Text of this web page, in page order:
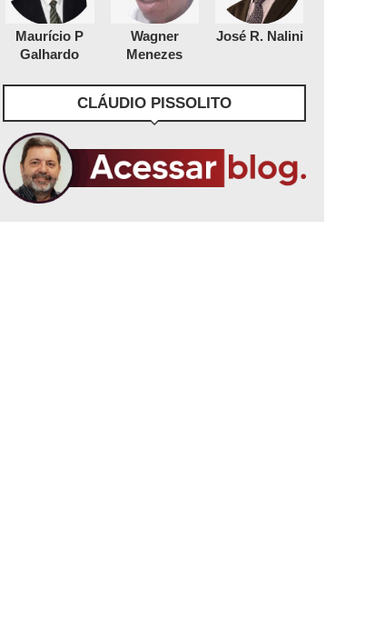
Maurício P
Galhardo
Wagner
Menezes
José R. Nalini
CLÁUDIO PISSOLITO